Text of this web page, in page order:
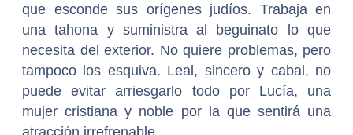
que esconde sus orígenes judíos. Trabaja en
una tahona y suministra al beguinato lo que
necesita del exterior. No quiere problemas, pero
tampoco los esquiva. Leal, sincero y cabal, no
puede evitar arriesgarlo todo por Lucía, una
mujer cristiana y noble por la que sentirá una
atracción irrefrenable.